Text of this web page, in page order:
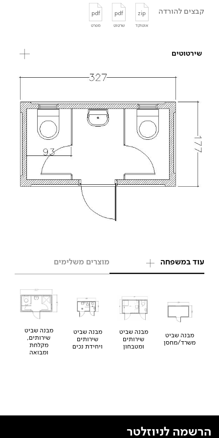
קבצים להורדה zip
אוטוקד
pdf
שרטוט
pdf
מפרט
שירטוטים
עוד במשפחה מוצרים משלימים
מבנה שביט
משרד/מחסן
מבנה שביט
שירותים
ומטבחון
מבנה שביט
שירותים
ויחידת נכים
מבנה שביט
שירותים,
מקלחת
ומבואה
הרשמה לניוזלטר